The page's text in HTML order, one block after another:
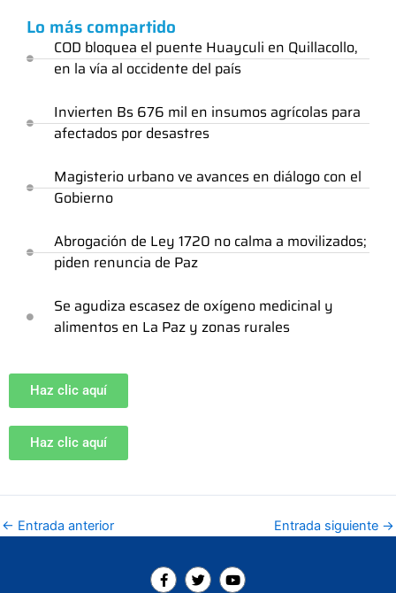
Lo más compartido
COD bloquea el puente Huayculi en Quillacollo,
en la vía al occidente del país
Invierten Bs 676 mil en insumos agrícolas para
afectados por desastres
Magisterio urbano ve avances en diálogo con el
Gobierno
Abrogación de Ley 1720 no calma a movilizados;
piden renuncia de Paz
Se agudiza escasez de oxígeno medicinal y
alimentos en La Paz y zonas rurales
Haz clic aquí
Haz clic aquí
← Entrada anterior Entrada siguiente →
F
a
T
w
Y
o